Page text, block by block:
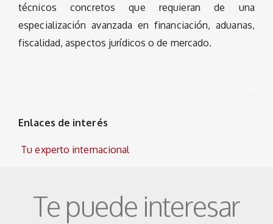
técnicos concretos que requieran de una
especialización avanzada en financiación, aduanas,
fiscalidad, aspectos jurídicos o de mercado.
Enlaces de interés
Tu experto internacional
Te puede interesar